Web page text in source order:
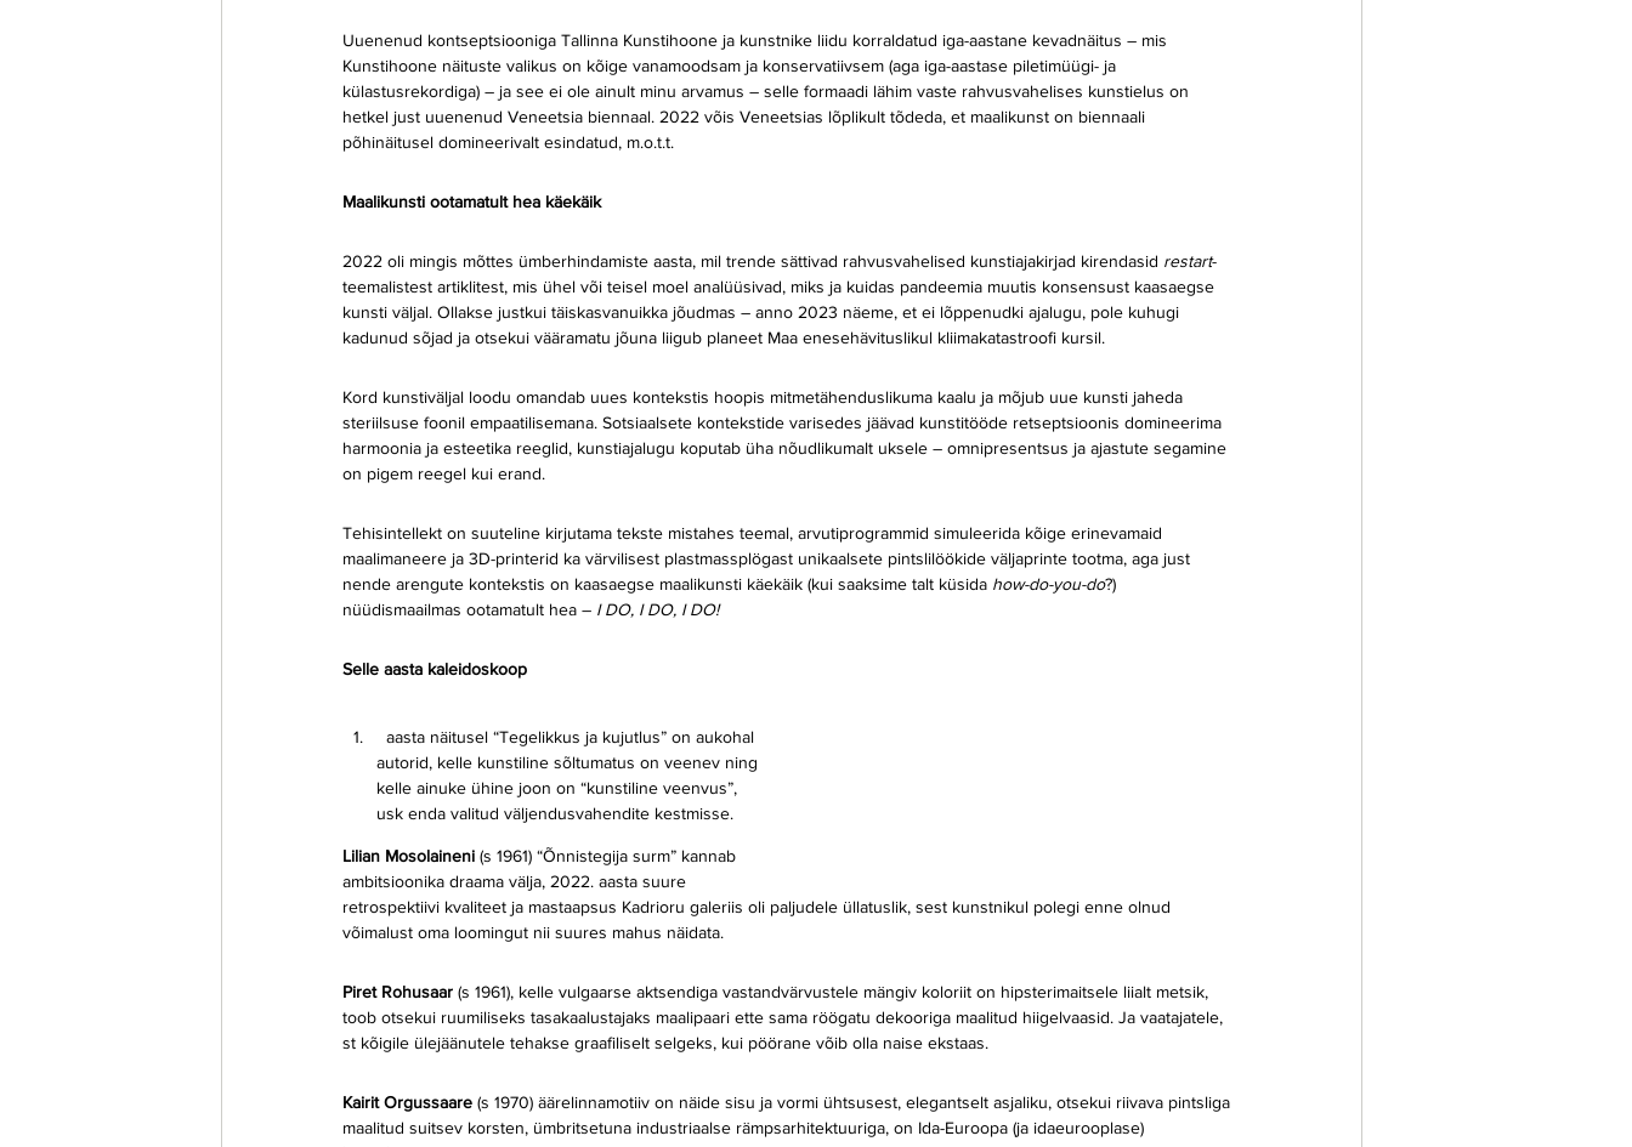
Uuenenud kontseptsiooniga Tallinna Kunstihoone ja kunstnike liidu korraldatud iga-aastane kevadnäitus – mis
Kunstihoone näituste valikus on kõige vanamoodsam ja konservatiivsem (aga iga-aastase piletimüügi- ja
külastusrekordiga) – ja see ei ole ainult minu arvamus – selle formaadi lähim vaste rahvusvahelises kunstielus on
hetkel just uuenenud Veneetsia biennaal. 2022 võis Veneetsias lõplikult tõdeda, et maalikunst on biennaali
põhinäitusel domineerivalt esindatud, m.o.t.t.
Maalikunsti ootamatult hea käekäik
2022 oli mingis mõttes ümberhindamiste aasta, mil trende sättivad rahvusvahelised kunstiajakirjad kirendasid restart-
teemalistest artiklitest, mis ühel või teisel moel analüüsivad, miks ja kuidas pandeemia muutis konsensust kaasaegse
kunsti väljal. Ollakse justkui täiskasvanuikka jõudmas – anno 2023 näeme, et ei lõppenudki ajalugu, pole kuhugi
kadunud sõjad ja otsekui vääramatu jõuna liigub planeet Maa enesehävituslikul kliimakatastroofi kursil.
Kord kunstiväljal loodu omandab uues kontekstis hoopis mitmetähenduslikuma kaalu ja mõjub uue kunsti jaheda
steriilsuse foonil empaatilisemana. Sotsiaalsete kontekstide varisedes jäävad kunstitööde retseptsioonis domineerima
harmoonia ja esteetika reeglid, kunstiajalugu koputab üha nõudlikumalt uksele – omnipresentsus ja ajastute segamine
on pigem reegel kui erand.
Tehisintellekt on suuteline kirjutama tekste mistahes teemal, arvutiprogrammid simuleerida kõige erinevamaid
maalimaneere ja 3D-printerid ka värvilisest plastmassplögast unikaalsete pintslilöökide väljaprinte tootma, aga just
nende arengute kontekstis on kaasaegse maalikunsti käekäik (kui saaksime talt küsida how-do-you-do?)
nüüdismaailmas ootamatult hea – I DO, I DO, I DO!
Selle aasta kaleidoskoop
autorid, kelle kunstiline sõltumatus on veenev ning
kelle ainuke ühine joon on “kunstiline veenvus”,
usk enda valitud väljendusvahendite kestmisse.
Lilian Mosolaineni (s 1961) “Õnnistegija surm” kannab
ambitsioonika draama välja, 2022. aasta suure
retrospektiivi kvaliteet ja mastaapsus Kadrioru galeriis oli paljudele üllatuslik, sest kunstnikul polegi enne olnud
võimalust oma loomingut nii suures mahus näidata.
Piret Rohusaar (s 1961), kelle vulgaarse aktsendiga vastandvärvustele mängiv koloriit on hipsterimaitsele liialt metsik,
toob otsekui ruumiliseks tasakaalustajaks maalipaari ette sama röögatu dekooriga maalitud hiigelvaasid. Ja vaatajatele,
st kõigile ülejäänutele tehakse graafiliselt selgeks, kui pöörane võib olla naise ekstaas.
Kairit Orgussaare (s 1970) äärelinnamotiiv on näide sisu ja vormi ühtsusest, elegantselt asjaliku, otsekui riivava pintsliga
maalitud suitsev korsten, ümbritsetuna industriaalse rämpsarhitektuuriga, on Ida-Euroopa (ja idaeurooplase)